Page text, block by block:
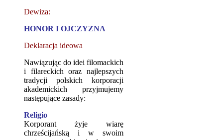
Dewiza:
HONOR I OJCZYZNA
Deklaracja ideowa
Nawiązując do idei filomackich
i filareckich oraz najlepszych
tradycji polskich korporacji
akademickich przyjmujemy
następujące zasady:
Religio
Korporant żyje wiarę
chrześcijańską i w swoim